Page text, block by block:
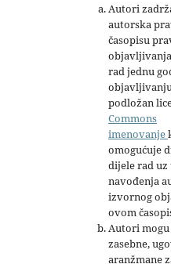
Autori
autorska
časopisu
rad jednu
podložan
Commons
imenovanje
omogućuje
dijele rad
navođenja
izvornog
ovom
Autori
zasebne,
aranžmane